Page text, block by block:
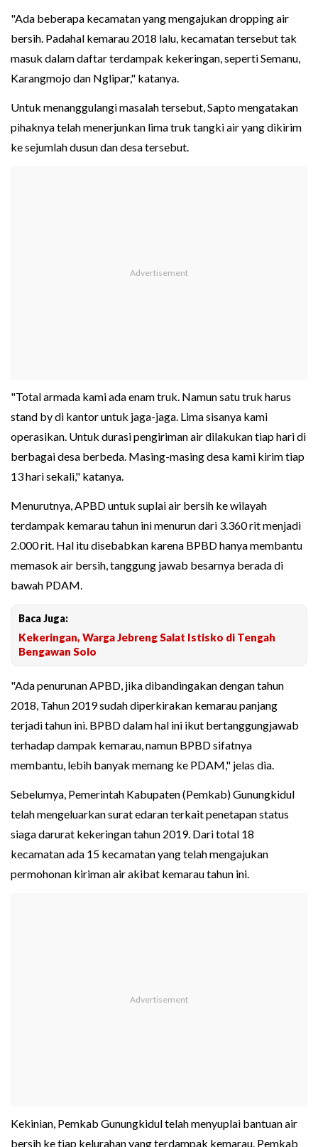
"Ada beberapa kecamatan yang mengajukan dropping air
bersih. Padahal kemarau 2018 lalu, kecamatan tersebut tak
masuk dalam daftar terdampak kekeringan, seperti Semanu,
Karangmojo dan Nglipar," katanya.
Untuk menanggulangi masalah tersebut, Sapto mengatakan
pihaknya telah menerjunkan lima truk tangki air yang dikirim
ke sejumlah dusun dan desa tersebut.
"Total armada kami ada enam truk. Namun satu truk harus
stand by di kantor untuk jaga-jaga. Lima sisanya kami
operasikan. Untuk durasi pengiriman air dilakukan tiap hari di
berbagai desa berbeda. Masing-masing desa kami kirim tiap
13 hari sekali," katanya.
Menurutnya, APBD untuk suplai air bersih ke wilayah
terdampak kemarau tahun ini menurun dari 3.360 rit menjadi
2.000 rit. Hal itu disebabkan karena BPBD hanya membantu
memasok air bersih, tanggung jawab besarnya berada di
bawah PDAM.
Baca Juga:
Kekeringan, Warga Jebreng Salat Istisko di Tengah
Bengawan Solo
"Ada penurunan APBD, jika dibandingakan dengan tahun
2018, Tahun 2019 sudah diperkirakan kemarau panjang
terjadi tahun ini. BPBD dalam hal ini ikut bertanggungjawab
terhadap dampak kemarau, namun BPBD sifatnya
membantu, lebih banyak memang ke PDAM," jelas dia.
Sebelumya, Pemerintah Kabupaten (Pemkab) Gunungkidul
telah mengeluarkan surat edaran terkait penetapan status
siaga darurat kekeringan tahun 2019. Dari total 18
kecamatan ada 15 kecamatan yang telah mengajukan
permohonan kiriman air akibat kemarau tahun ini.
Kekinian, Pemkab Gunungkidul telah menyuplai bantuan air
bersih ke tiap kelurahan yang terdampak kemarau. Pemkab